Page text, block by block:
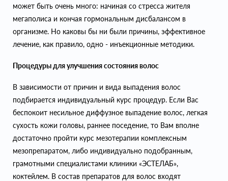
может быть очень много: начиная со стресса жителя
мегаполиса и кончая гормональным дисбалансом в
организме. Но каковы бы ни были причины, эффективное
лечение, как правило, одно - инъекционные методики.
Процедуры для улучшения состояния волос
В зависимости от причин и вида выпадения волос
подбирается индивидуальный курс процедур. Если Вас
беспокоит несильное диффузное выпадение волос, легкая
сухость кожи головы, раннее поседение, то Вам вполне
достаточно пройти курс мезотерапии комплексным
мезопрепаратом, либо индивидуально подобранным,
грамотными специалистами клиники «ЭСТЕЛАБ»,
коктейлем. В состав препаратов для волос входят